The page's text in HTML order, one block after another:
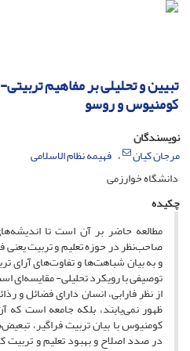
تبیین و تحلیلی بر مفاهیم تربیتی-
کومنیوس و روسو
نویسندگان
مرجان کیان
فهیمه نظام الاسلامی
دانشگاه خوارزمی
چکیده
مطالعه حاضر بر آن است تا
صاحب‌نظر در حوزه تعلیم و تربیت یعنی
و به بیان شباهت‌ها و تفاوت‌های آرای
توصیفی با رویکرد تحلیلی- مقایسه‌ای
از نظر فارابی، انسان دارای فضائل و
ظهور نمی‌یابند، بلکه جامعه است که
کومنیوس با بیان تربیت فراگیر،
در صدد اصلاح و بهبود تعلیم و تربیت